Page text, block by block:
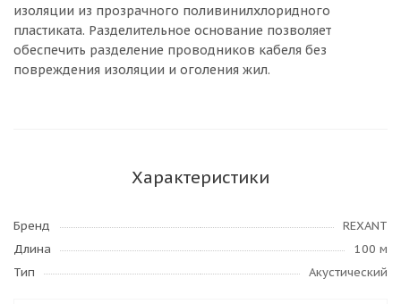
изоляции из прозрачного поливинилхлоридного
пластиката. Разделительное основание позволяет
обеспечить разделение проводников кабеля без
повреждения изоляции и оголения жил.
Характеристики
Бренд
REXANT
Длина
100 м
Тип
Акустический